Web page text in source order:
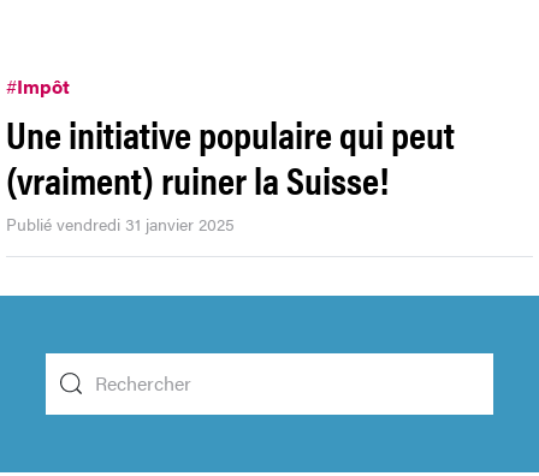
#Impôt
Une initiative populaire qui peut
(vraiment) ruiner la Suisse!
Publié vendredi 31 janvier 2025